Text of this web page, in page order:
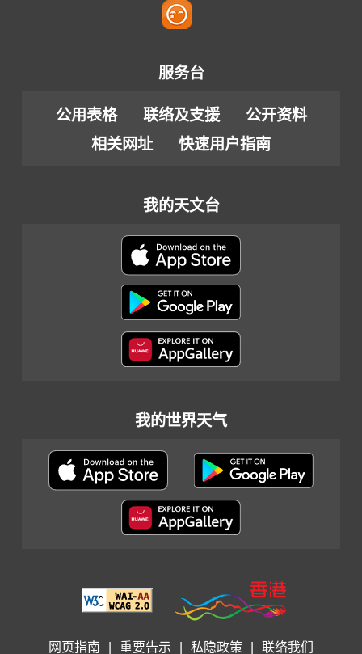
服务台
公用表格 联络及支援
公开资料
相关网址
快速用户指南
我的天文台
我的世界天气
网页指南 重要告示 私隐政策 联络我们